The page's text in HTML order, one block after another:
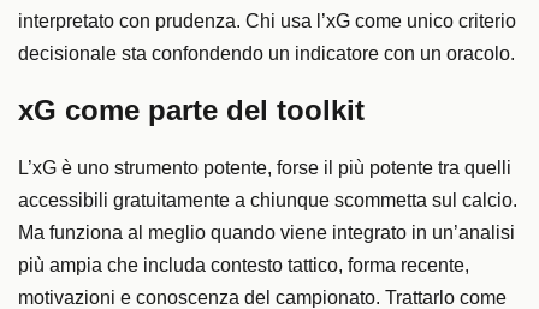
interpretato con prudenza. Chi usa l’xG come unico criterio
decisionale sta confondendo un indicatore con un oracolo.
xG come parte del toolkit
L’xG è uno strumento potente, forse il più potente tra quelli
accessibili gratuitamente a chiunque scommetta sul calcio.
Ma funziona al meglio quando viene integrato in un’analisi
più ampia che includa contesto tattico, forma recente,
motivazioni e conoscenza del campionato. Trattarlo come